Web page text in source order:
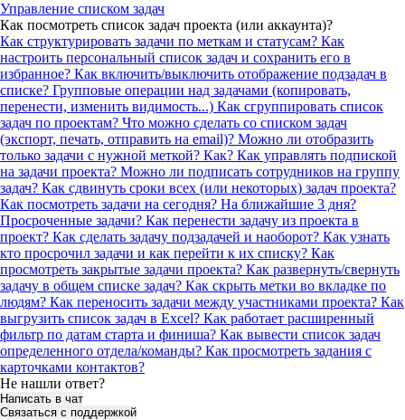
Управление списком задач
Как посмотреть список задач проекта (или аккаунта)?
Как структурировать задачи по меткам и статусам? Как
настроить персональный список задач и сохранить его в
избранное? Как включить/выключить отображение подзадач в
списке? Групповые операции над задачами (копировать,
перенести, изменить видимость...) Как сгруппировать список
задач по проектам? Что можно сделать со списком задач
(экспорт, печать, отправить на email)? Можно ли отобразить
только задачи с нужной меткой? Как? Как управлять подпиской
на задачи проекта? Можно ли подписать сотрудников на группу
задач? Как сдвинуть сроки всех (или некоторых) задач проекта?
Как посмотреть задачи на сегодня? На ближайшие 3 дня?
Просроченные задачи? Как перенести задачу из проекта в
проект? Как сделать задачу подзадачей и наоборот? Как узнать
кто просрочил задачи и как перейти к их списку? Как
просмотреть закрытые задачи проекта? Как развернуть/свернуть
задачу в общем списке задач? Как скрыть метки во вкладке по
людям? Как переносить задачи между участниками проекта? Как
выгрузить список задач в Excel? Как работает расширенный
фильтр по датам старта и финиша? Как вывести список задач
определенного отдела/команды? Как просмотреть задания с
карточками контактов?
Не нашли ответ?
Написать в чат
Связаться с поддержкой